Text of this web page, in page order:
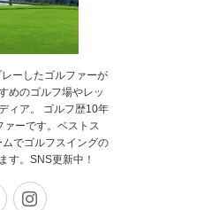
ーしたゴルファーが
めのゴルフ場やレッ
ィア。 ゴルフ歴10年
ァーです。ベストス
でゴルフスイングの
す。SNS更新中！
Facebook